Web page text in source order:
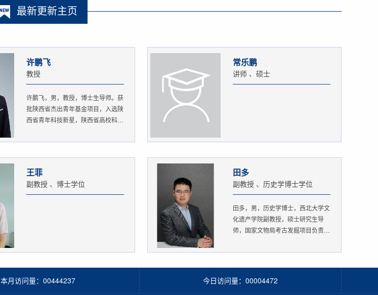
最新更新主页
许鹏飞
教授
许鹏飞，男，教授，博士生导师。获
批陕西省杰出青年基金项目，入选陕
西省青年科技新星，陕西省高校科
常乐鹏
讲师 、硕士
王菲
副教授 、博士学位
田多
副教授 、历史学博士学位
田多，男，历史学博士，西北大学文
化遗产学院副教授，硕士研究生导
师，国家文物局考古发掘项目负责
本月访问量： 00444237 今日访问量： 00004472